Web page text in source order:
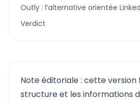
Outly : l’alternative orientée
Verdict
Note éditoriale : cette
structure et les informations